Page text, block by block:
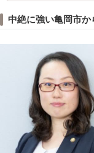
中絶に強い亀岡市